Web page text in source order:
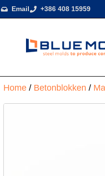
Email +386 408 15959
Home / Betonblokken /